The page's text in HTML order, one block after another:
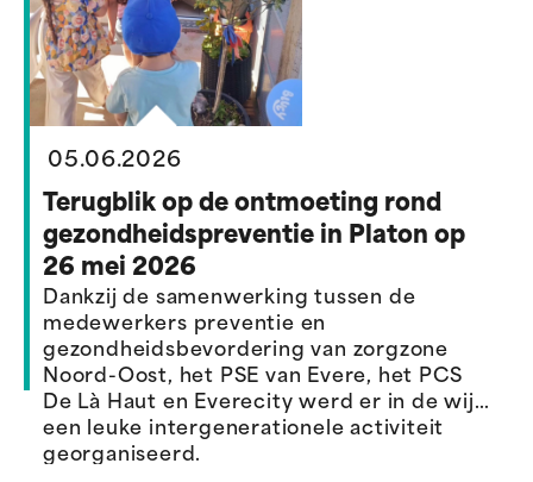
05.06.2026
Terugblik op de ontmoeting rond
gezondheidspreventie in Platon op
26 mei 2026
Dankzij de samenwerking tussen de
medewerkers preventie en
gezondheidsbevordering van zorgzone
Noord-Oost, het PSE van Evere, het PCS
De Là Haut en Everecity werd er in de wijk
een leuke intergenerationele activiteit
georganiseerd.